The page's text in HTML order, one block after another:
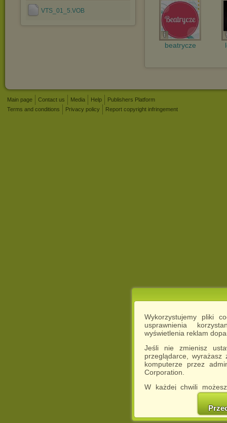
Wykorzystujemy pliki
usprawnienia
wyświetlenia reklam
Jeśli nie zmienisz
przeglądarce,
komputerze przez
Corporation.
W każdej chwili
cookies w swojej
w naszej
http://chomikuj.pl/
VTS_01_5.VOB
beatrycze
Main page Contact us Media Help
Publishers Platform
Terms and conditions
Privacy policy Report copyright infringement